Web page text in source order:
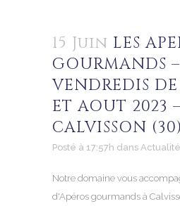
15 Juin LES
GOURMANDS –
VENDREDIS
ET AOUT 2023 –
CALVISSON (30)
Posté à 17:57h dans
Notre domaine vous
d'Apéros gourmands à